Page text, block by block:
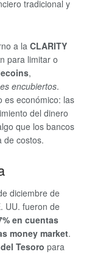
tradicional y
a la CLARITY
para limitar o
,
encubiertos.
es económico: las
del dinero
que los bancos
de costos.
diciembre de
UU. fueron de
en cuentas
money market.
Tesoro para